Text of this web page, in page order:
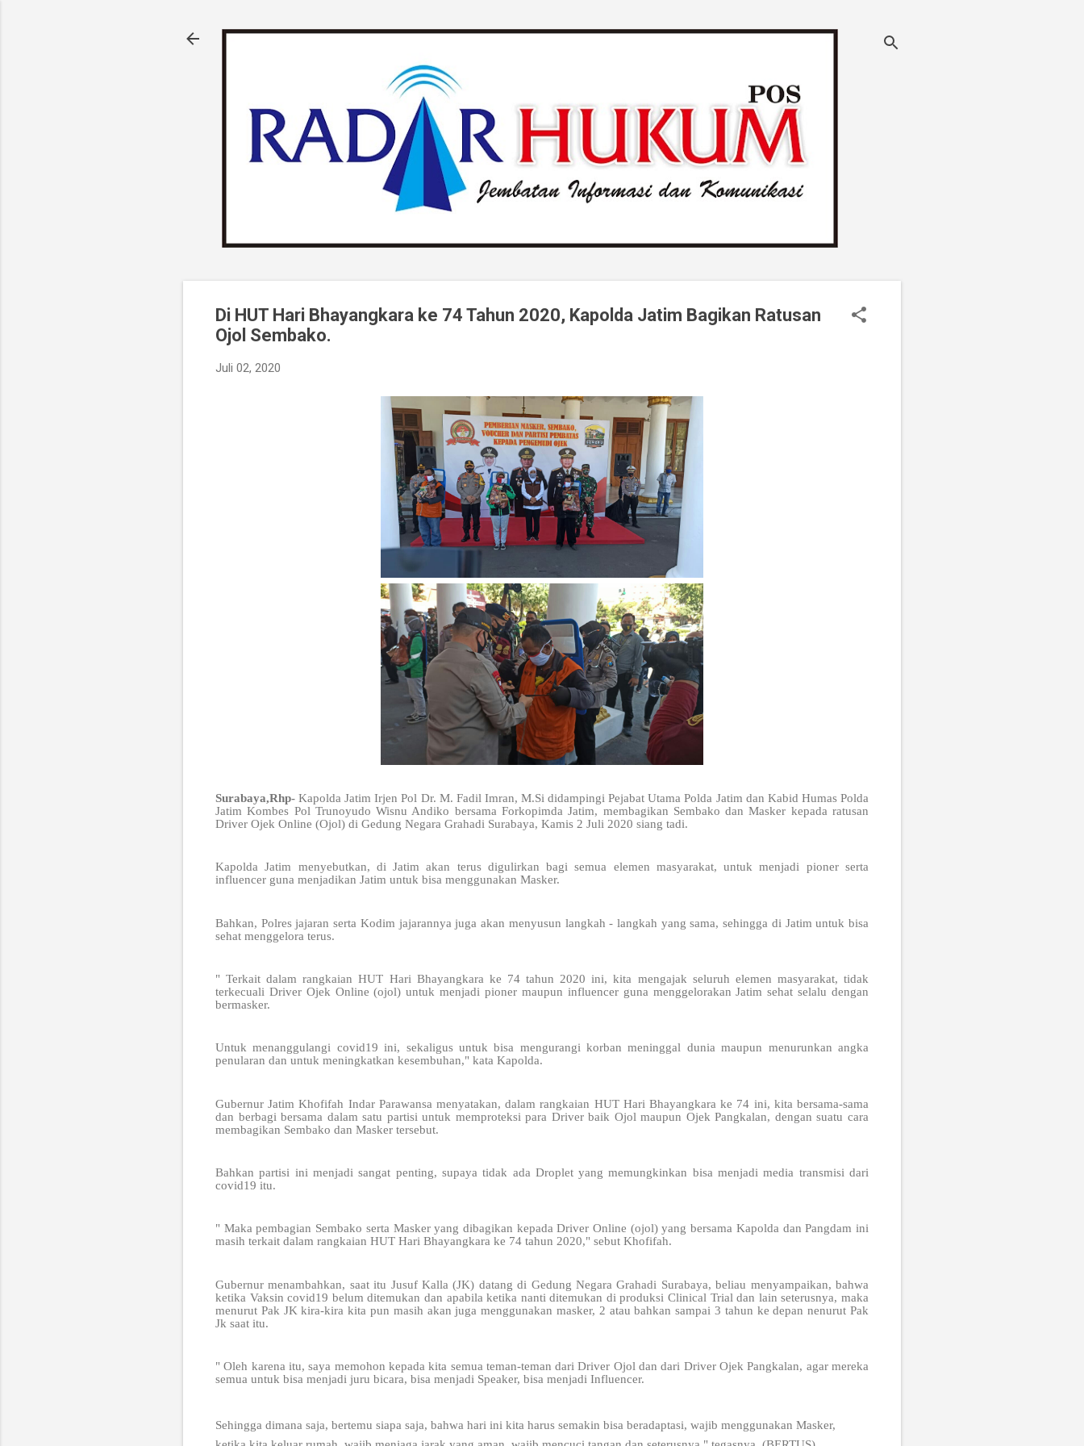
Di HUT Hari Bhayangkara ke 74 Tahun 2020, Kapolda Jatim Bagikan Ratusan
Ojol Sembako.
Juli 02, 2020
Surabaya,Rhp-Kapolda Jatim Irjen Pol Dr. M. Fadil Imran, M.Si didampingi Pejabat Utama Polda Jatim dan Kabid Humas Polda
Jatim Kombes Pol Trunoyudo Wisnu Andiko bersama Forkopimda Jatim, membagikan Sembako dan Masker kepada ratusan
Driver Ojek Online (Ojol) di Gedung Negara Grahadi Surabaya, Kamis 2 Juli 2020 siang tadi.
Kapolda Jatim menyebutkan, di Jatim akan terus digulirkan bagi semua elemen masyarakat, untuk menjadi pioner serta
influencer guna menjadikan Jatim untuk bisa menggunakan Masker.
Bahkan, Polres jajaran serta Kodim jajarannya juga akan menyusun langkah - langkah yang sama, sehingga di Jatim untuk bisa
sehat menggelora terus.
" Terkait dalam rangkaian HUT Hari Bhayangkara ke 74 tahun 2020 ini, kita mengajak seluruh elemen masyarakat, tidak
terkecuali Driver Ojek Online (ojol) untuk menjadi pioner maupun influencer guna menggelorakan Jatim sehat selalu dengan
bermasker.
Untuk menanggulangi covid19 ini, sekaligus untuk bisa mengurangi korban meninggal dunia maupun menurunkan angka
penularan dan untuk meningkatkan kesembuhan," kata Kapolda.
Gubernur Jatim Khofifah Indar Parawansa menyatakan, dalam rangkaian HUT Hari Bhayangkara ke 74 ini, kita bersama-sama
dan berbagi bersama dalam satu partisi untuk memproteksi para Driver baik Ojol maupun Ojek Pangkalan, dengan suatu cara
membagikan Sembako dan Masker tersebut.
Bahkan partisi ini menjadi sangat penting, supaya tidak ada Droplet yang memungkinkan bisa menjadi media transmisi dari
covid19 itu.
" Maka pembagian Sembako serta Masker yang dibagikan kepada Driver Online (ojol) yang bersama Kapolda dan Pangdam ini
masih terkait dalam rangkaian HUT Hari Bhayangkara ke 74 tahun 2020," sebut Khofifah.
Gubernur menambahkan, saat itu Jusuf Kalla (JK) datang di Gedung Negara Grahadi Surabaya, beliau menyampaikan, bahwa
ketika Vaksin covid19 belum ditemukan dan apabila ketika nanti ditemukan di produksi Clinical Trial dan lain seterusnya, maka
menurut Pak JK kira-kira kita pun masih akan juga menggunakan masker, 2 atau bahkan sampai 3 tahun ke depan nenurut Pak
Jk saat itu.
" Oleh karena itu, saya memohon kepada kita semua teman-teman dari Driver Ojol dan dari Driver Ojek Pangkalan, agar mereka
semua untuk bisa menjadi juru bicara, bisa menjadi Speaker, bisa menjadi Influencer.
Sehingga dimana saja, bertemu siapa saja, bahwa hari ini kita harus semakin bisa beradaptasi, wajib menggunakan Masker,